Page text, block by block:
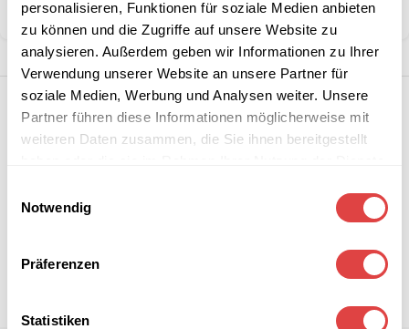
personalisieren, Funktionen für soziale Medien anbieten
zu können und die Zugriffe auf unsere Website zu
analysieren. Außerdem geben wir Informationen zu Ihrer
Verwendung unserer Website an unsere Partner für
soziale Medien, Werbung und Analysen weiter. Unsere
Partner führen diese Informationen möglicherweise mit
weiteren Daten zusammen, die Sie ihnen bereitgestellt
Notwendig
Präferenzen
Statistiken
Teilen: